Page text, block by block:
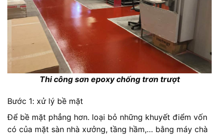
Thi công sơn epoxy chống trơn trượt
Bước 1: xử lý bề mặt
Để bề mặt phẳng hơn. loại bỏ những khuyết điểm vốn
có của mặt sàn nhà xưởng, tầng hầm,… bằng máy chà